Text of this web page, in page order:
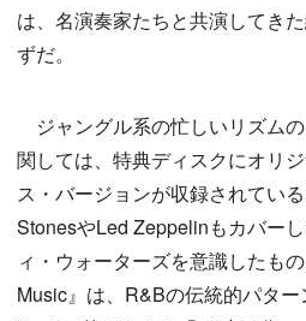
は、名演奏家たちと共演してき
ずだ。
ジャングル系の忙しいリズム
関しては、特典ディスクにオリ
ス・バージョンが収録されてい
StonesやLed Zeppelinもカバー
ィ・ウォーターズを意識したも
Music』は、R&Bの伝統的パタ